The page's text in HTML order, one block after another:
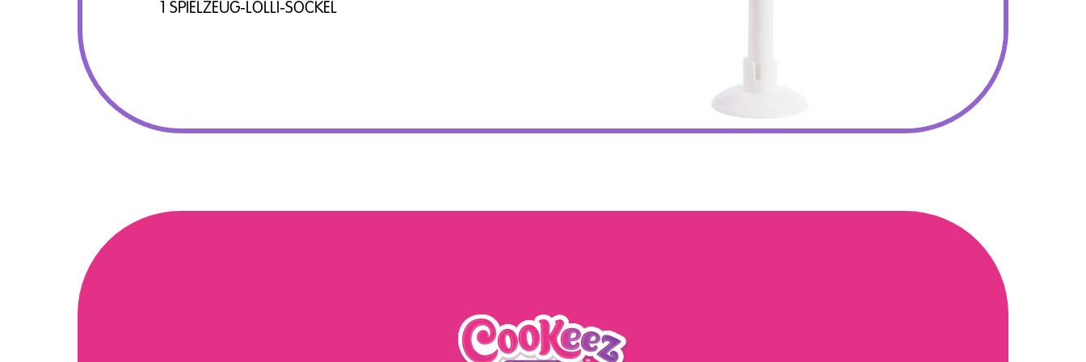
1 SPIELZEUG-LOLLI-SOCKEL